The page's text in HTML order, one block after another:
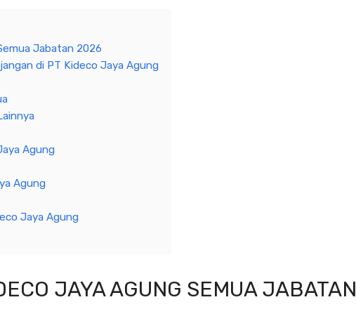
Jabatan 2026
di PT Kideco Jaya Agung
Agung
Agung
Jaya Agung
JAYA AGUNG SEMUA JABATAN